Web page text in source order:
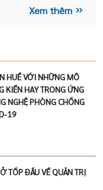
Xem thêm
HUẾ VỚI NHỮNG MÔ
KIẾN HAY TRONG ỨNG
NGHỆ PHÒNG CHỐNG
19
TỐP ĐẦU VỀ QUẢN TRỊ